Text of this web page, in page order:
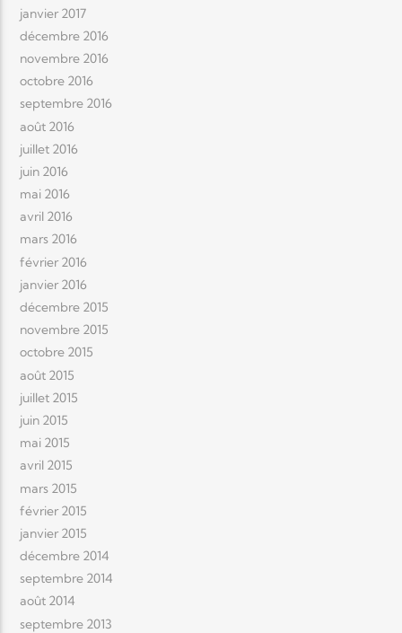
janvier 2017
décembre 2016
novembre 2016
octobre 2016
septembre 2016
août 2016
juillet 2016
juin 2016
mai 2016
avril 2016
mars 2016
février 2016
janvier 2016
décembre 2015
novembre 2015
octobre 2015
août 2015
juillet 2015
juin 2015
mai 2015
avril 2015
mars 2015
février 2015
janvier 2015
décembre 2014
septembre 2014
août 2014
septembre 2013